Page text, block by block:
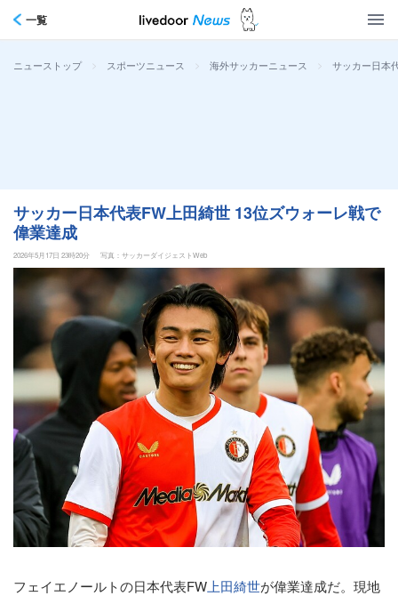
一覧
ニューストップ > スポーツニュース > 海外サッカーニュース > サッカー日本
サッカー日本代表FW上田綺世 13位ズウォーレ戦で
偉業達成
2026年5月17日 23時20分 写真：サッカーダイジェストWeb
フェイエノールトの日本代表FW 上田綺世が偉業達成だ。現地